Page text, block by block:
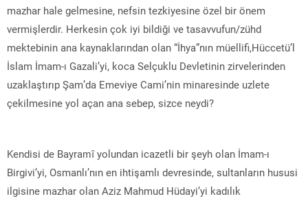
mazhar hale gelmesine, nefsin tezkiyesine özel bir önem
vermişlerdir. Herkesin çok iyi bildiği ve tasavvufun/zühd
mektebinin ana kaynaklarından olan “İhya”nın müellifi,Hüccetü’l
İslam İmam-ı Gazali’yi, koca Selçuklu Devletinin zirvelerinden
uzaklaştırıp Şam’da Emeviye Cami’nin minaresinde uzlete
çekilmesine yol açan ana sebep, sizce neydi?
Kendisi de Bayramî yolundan icazetli bir şeyh olan İmam-ı
Birgivi’yi, Osmanlı’nın en ihtişamlı devresinde, sultanların hususi
ilgisine mazhar olan Aziz Mahmud Hüdayi’yi kadılık